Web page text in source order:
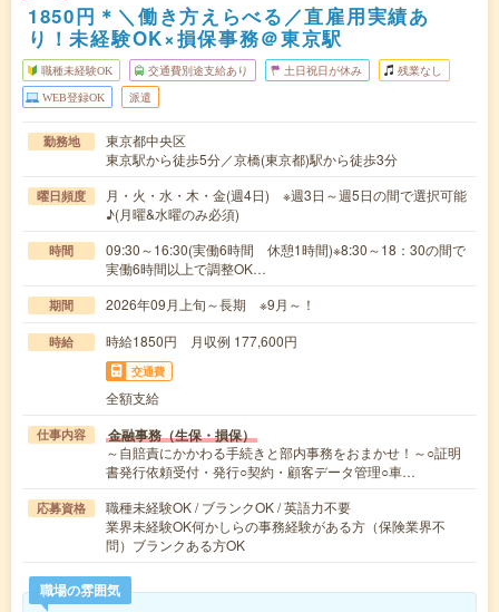
1850円＊＼働き方えらべる／直雇用実績あ
り！未経験OK×損保事務＠東京駅
職種未経験OK 交通費別途支給あり 土日祝日が休み 残業なし
WEB登録OK 派遣
勤務地
東京都中央区
東京駅から徒歩5分／京橋(東京都)駅から徒歩3分
曜日頻度
月・火・水・木・金(週4日) ※週3日～週5日の間で選択可能
♪(月曜&水曜のみ必須)
時間
09:30～16:30(実働6時間 休憩1時間)※8:30～18：30の間で
実働6時間以上で調整OK…
期間 2026年09月上旬～長期 ※9月～！
時給 時給1850円 月収例 177,600円
交通費
全額支給
仕事内容 金融事務（生保・損保）
～自賠責にかかわる手続きと部内事務をおまかせ！～○証明
書発行依頼受付・発行○契約・顧客データ管理○車…
応募資格
職種未経験OK / ブランクOK / 英語力不要
業界未経験OK何かしらの事務経験がある方（保険業界不
問）ブランクある方OK
職場の雰囲気